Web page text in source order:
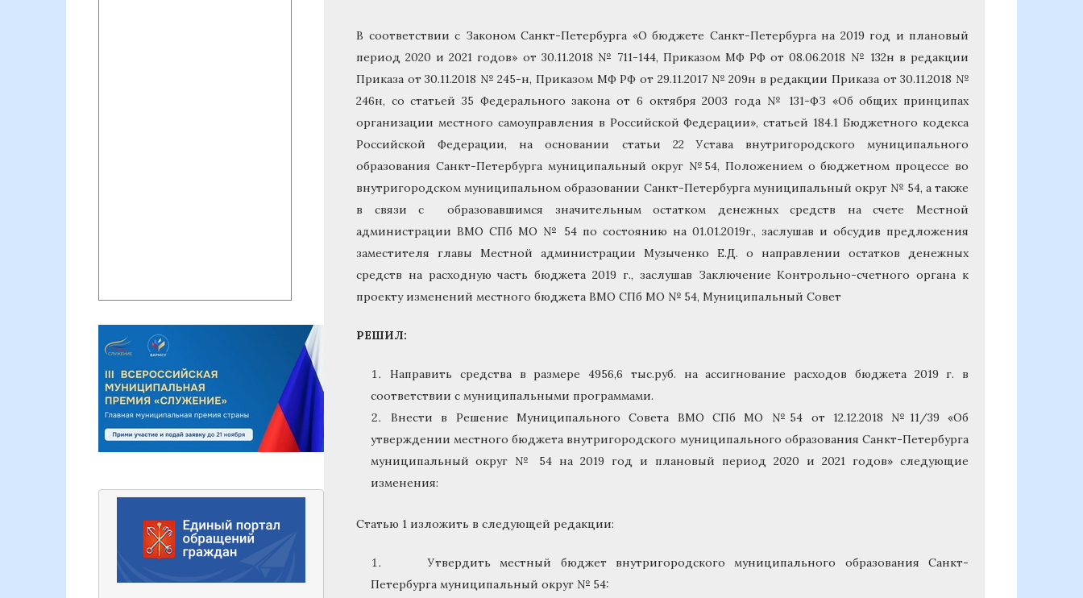
В соответствии с Законом Санкт-Петербурга «О бюджете Санкт-Петербурга на 2019 год и плановый
период 2020 и 2021 годов» от 30.11.2018 № 711-144, Приказом МФ РФ от 08.06.2018 № 132н в редакции
Приказа от 30.11.2018 № 245-н, Приказом МФ РФ от 29.11.2017 № 209н в редакции Приказа от 30.11.2018 №
246н, со статьей 35 Федерального закона от 6 октября 2003 года № 131-ФЗ «Об общих принципах
организации местного самоуправления в Российской Федерации», статьей 184.1 Бюджетного кодекса
Российской Федерации, на основании статьи 22 Устава внутригородского муниципального
образования Санкт-Петербурга муниципальный округ №54, Положением о бюджетном процессе во
внутригородском муниципальном образовании Санкт-Петербурга муниципальный округ № 54, а также
в связи с образовавшимся значительным остатком денежных средств на счете Местной
администрации ВМО СПб МО № 54 по состоянию на 01.01.2019г., заслушав и обсудив предложения
заместителя главы Местной администрации Музыченко Е.Д. о направлении остатков денежных
средств на расходную часть бюджета 2019 г., заслушав Заключение Контрольно-счетного органа к
проекту изменений местного бюджета ВМО СПб МО № 54, Муниципальный Совет
РЕШИЛ:
Направить средства в размере 4956,6 тыс.руб. на ассигнование расходов бюджета 2019 г. в
соответствии с муниципальными программами.
Внести в Решение Муниципального Совета ВМО СПб МО №54 от 12.12.2018 №11/39 «Об
утверждении местного бюджета внутригородского муниципального образования Санкт-Петербурга
муниципальный округ № 54 на 2019 год и плановый период 2020 и 2021 годов» следующие
изменения:
Статью 1 изложить в следующей редакции:
Утвердить местный бюджет внутригородского муниципального образования Санкт-
Петербурга муниципальный округ № 54: